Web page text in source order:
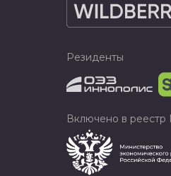
Резиденты
Включено в